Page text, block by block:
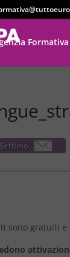
Formativa
sono gratuiti e